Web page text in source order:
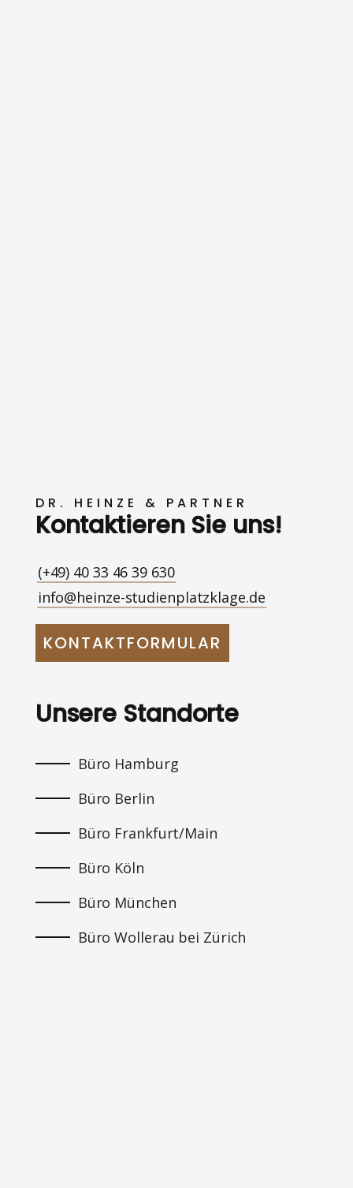
DR. HEINZE & PARTNER
Kontaktieren Sie uns!
(+49) 40 33 46 39 630
info@heinze-studienplatzklage.de
KONTAKTFORMULAR
Unsere Standorte
Büro Hamburg
Büro Berlin
Büro Frankfurt/Main
Büro Köln
Büro München
Büro Wollerau bei Zürich